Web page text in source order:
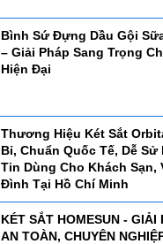
Bình Sứ Đựng Dầu Gội
– Giải Pháp Sang Trọng
Hiện Đại
Thương Hiệu Két Sắt
Bỉ, Chuẩn Quốc Tế, Dễ
Tin Dùng Cho Khách Sạn,
Đình Tại Hồ Chí Minh
KÉT SẮT HOMESUN - GIẢI
AN TOÀN, CHUYÊN